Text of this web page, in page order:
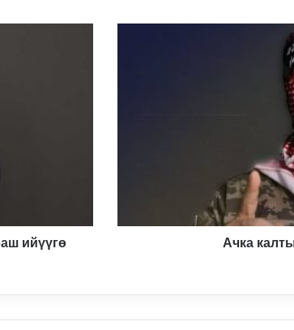
ийүүгө
Ачка